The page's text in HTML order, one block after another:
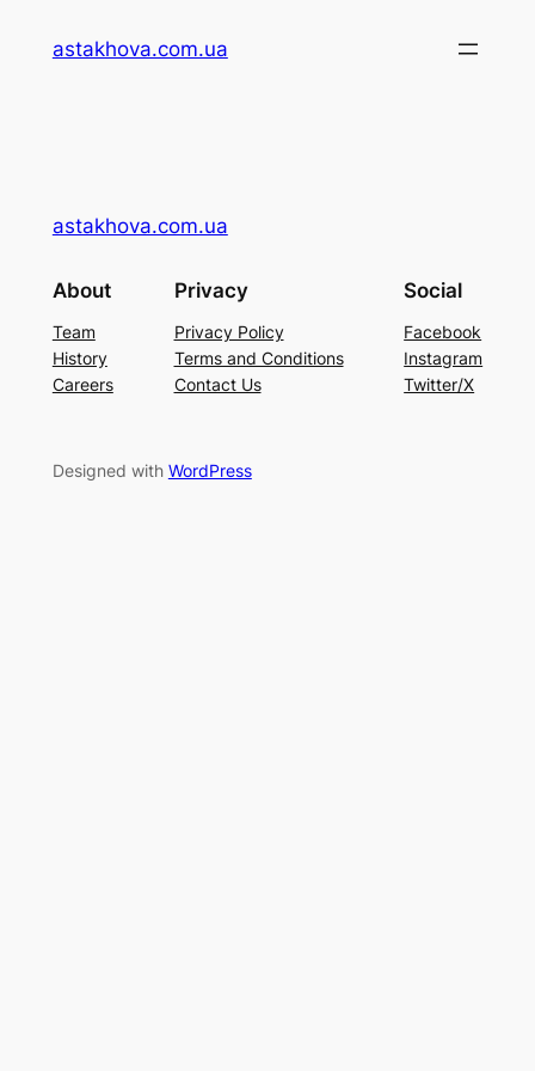
astakhova.com.ua
astakhova.com.ua
About
Team
History
Careers
Privacy
Privacy Policy
Terms and Conditions
Contact Us
Social
Facebook
Instagram
Twitter/X
Designed with WordPress